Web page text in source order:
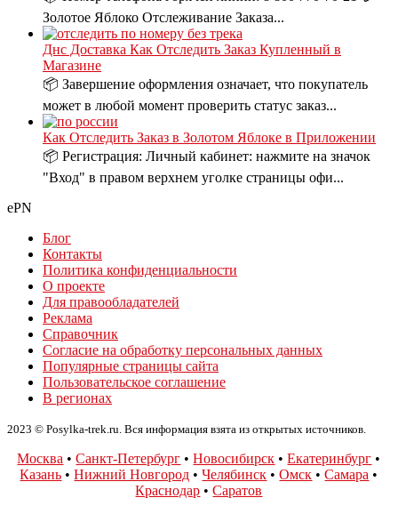
Золотое Яблоко Отслеживание Заказа...
Днс Доставка Как Отследить Заказ Купленный в
Магазине
📦 Завершение оформления означает, что покупатель
может в любой момент проверить статус заказ...
Как Отследить Заказ в Золотом Яблоке в Приложении
📦 Регистрация: Личный кабинет: нажмите на значок
"Вход" в правом верхнем уголке страницы офи...
ePN
Блог
Контакты
Политика конфиденциальности
О проекте
Для правообладателей
Реклама
Справочник
Согласие на обработку персональных данных
Популярные страницы сайта
Пользовательское соглашение
В регионах
2023 © Posylka-trek.ru. Вся информация взята из открытых источников.
Москва •Санкт-Петербург •Новосибирск •Екатеринбург •
Казань •Нижний Новгород •Челябинск •Омск •Самара •
Краснодар •Саратов